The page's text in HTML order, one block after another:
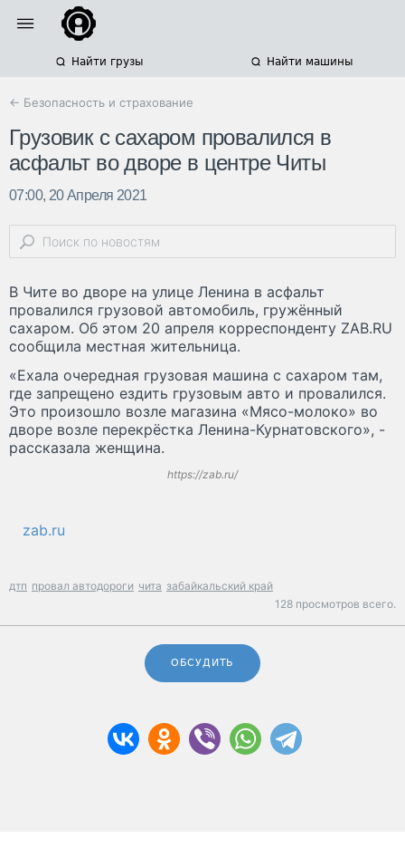
Найти грузы Найти машины
← Безопасность и страхование
Грузовик с сахаром провалился в
асфальт во дворе в центре Читы
07:00, 20 Апреля 2021
В Чите во дворе на улице Ленина в асфальт
провалился грузовой автомобиль, гружённый
сахаром. Об этом 20 апреля корреспонденту ZAB.RU
сообщила местная жительница.
«Ехала очередная грузовая машина с сахаром там,
где запрещено ездить грузовым авто и провалился.
Это произошло возле магазина «Мясо-молоко» во
дворе возле перекрёстка Ленина-Курнатовского», -
рассказала женщина.
https://zab.ru/
zab.ru
дтп провал автодороги чита забайкальский край
128 просмотров всего.
ОБСУДИТЬ